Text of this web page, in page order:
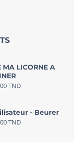
MA LICORNE A
TND
- Beurer
TND